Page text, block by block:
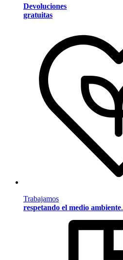
Devoluciones
gratuitas
Trabajamos
respetando el medio ambiente.